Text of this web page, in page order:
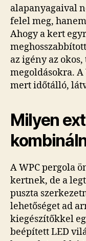
alapanyagaival
felel meg,
Ahogy a kert
az igény az
megoldásokra.
mert időtálló,
Milyen
A WPC pergola
kertnek, de a
puszta
lehetőséget ad
kiegészítőkkel
beépített LED